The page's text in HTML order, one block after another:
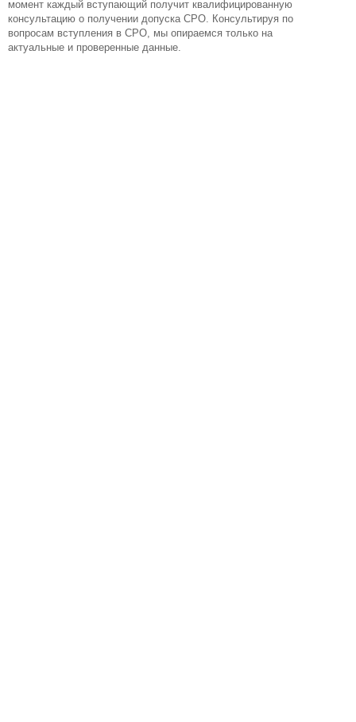
момент каждый вступающий получит квалифицированную
консультацию о получении допуска СРО. Консультируя по
вопросам вступления в СРО, мы опираемся только на
актуальные и проверенные данные.